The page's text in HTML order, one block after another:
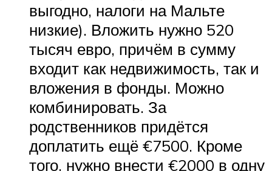
выгодно, налоги на Мальте
низкие). Вложить нужно 520
тысяч евро, причём в сумму
входит как недвижимость, так и
вложения в фонды. Можно
комбинировать. За
родственников придётся
доплатить ещё €7500. Кроме
того, нужно внести €2000 в одну